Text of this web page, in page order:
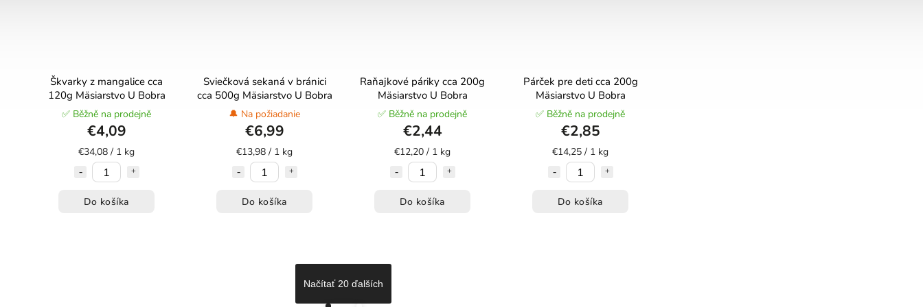
Škvarky z mangalice cca
120g Mäsiarstvo U Bobra
✅ Běžně na prodejně
€4,09
€34,08 / 1 kg
Do košíka
Sviečková sekaná v bránici
cca 500g Mäsiarstvo U Bobra
🔔 Na požiadanie
€6,99
€13,98 / 1 kg
Do košíka
Raňajkové páriky cca 200g
Mäsiarstvo U Bobra
✅ Běžně na prodejně
€2,44
€12,20 / 1 kg
Do košíka
Párček pre deti cca 200g
Mäsiarstvo U Bobra
✅ Běžně na prodejně
€2,85
€14,25 / 1 kg
Do košíka
Načítať 20 ďalších